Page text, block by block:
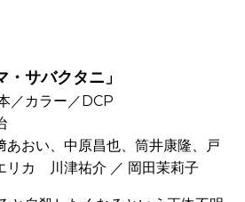
・サバクタニ」
／カラー／DCP
あおい、中原昌也、筒井康隆、戸
リカ 川津祐介 ／ 岡田茉莉子